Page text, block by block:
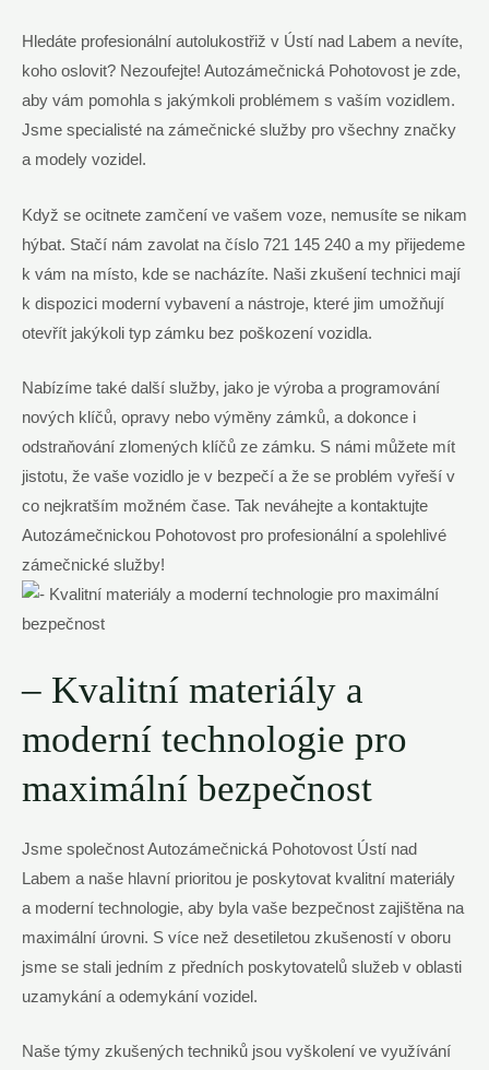
Hledáte profesionální autolukostřiž v Ústí nad Labem a nevíte,
koho oslovit? Nezoufejte! Autozámečnická Pohotovost je zde,
aby vám pomohla s jakýmkoli problémem s vaším vozidlem.
Jsme specialisté na zámečnické služby pro všechny značky
a modely vozidel.
Když se ocitnete zamčení ve vašem voze, nemusíte se nikam
hýbat. Stačí nám zavolat na číslo 721 145 240 a my přijedeme
k vám na místo, kde se nacházíte. Naši zkušení technici mají
k dispozici moderní vybavení a nástroje, které jim umožňují
otevřít jakýkoli typ zámku bez poškození vozidla.
Nabízíme také další služby, jako je výroba a programování
nových klíčů, opravy nebo výměny zámků, a dokonce i
odstraňování zlomených klíčů ze zámku. S námi můžete mít
jistotu, že vaše vozidlo je v bezpečí a že se problém vyřeší v
co nejkratším možném čase. Tak neváhejte a kontaktujte
Autozámečnickou Pohotovost pro profesionální a spolehlivé
zámečnické služby!
– Kvalitní materiály a
moderní technologie pro
maximální bezpečnost
Jsme společnost Autozámečnická Pohotovost Ústí nad
Labem a naše hlavní prioritou je poskytovat kvalitní materiály
a moderní technologie, aby byla vaše bezpečnost zajištěna na
maximální úrovni. S více než desetiletou zkušeností v oboru
jsme se stali jedním z předních poskytovatelů služeb v oblasti
uzamykání a odemykání vozidel.
Naše týmy zkušených techniků jsou vyškolení ve využívání